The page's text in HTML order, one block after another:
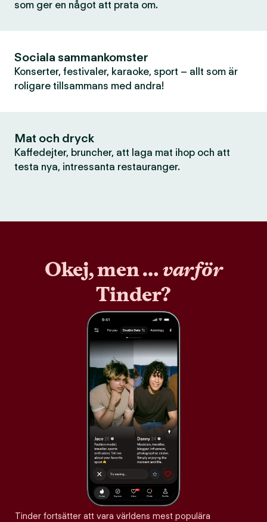
som ger en något att prata om.
Sociala sammankomster
Konserter, festivaler, karaoke, sport – allt som är
roligare tillsammans med andra!
Mat och dryck
Kaffedejter, bruncher, att laga mat ihop och att
testa nya, intressanta restauranger.
Okej, men …varför
Tinder?
Tinder fortsätter att vara världens mest populära